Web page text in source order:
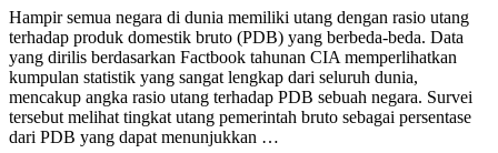
Hampir semua negara di dunia memiliki utang dengan rasio utang
terhadap produk domestik bruto (PDB) yang berbeda-beda. Data
yang dirilis berdasarkan Factbook tahunan CIA memperlihatkan
kumpulan statistik yang sangat lengkap dari seluruh dunia,
mencakup angka rasio utang terhadap PDB sebuah negara. Survei
tersebut melihat tingkat utang pemerintah bruto sebagai persentase
dari PDB yang dapat menunjukkan …